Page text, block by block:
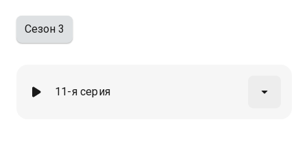
Сезон 3
11-я серия